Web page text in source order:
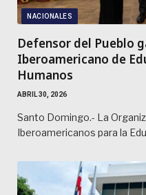
NACIONALES
Defensor del Pueblo
Iberoamericano de
Humanos
ABRIL 30, 2026
Santo Domingo.- La
Iberoamericanos para la